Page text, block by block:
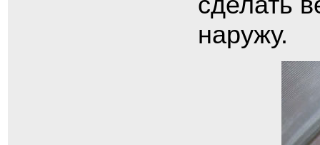
наружу.